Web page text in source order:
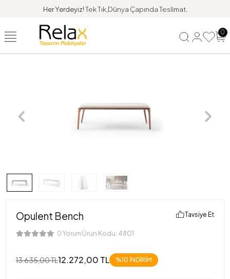
Her Yerdeyiz!Tek Tık,Dünya Çapında Teslimat.
0
Opulent Bench
0 Yorum Ürün Kodu: 4801
Tavsiye Et
13.635,00 TL12.272,00 TL %10 İNDİRİM